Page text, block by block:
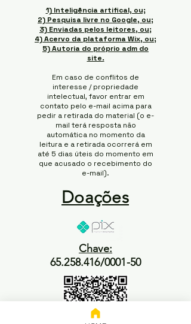
1) Inteligência artifical, ou;
2) Pesquisa livre no Google, ou;
3) Enviadas pelos leitores, ou;
4) Acervo da plataforma Wix, ou;
5) Autoria do próprio adm do
site.
Em caso de conflitos de
interesse / propriedade
intelectual, favor entrar em
contato pelo e-mail acima para
pedir a retirada do material (o e-
mail terá resposta não
automática no momento da
leitura e a retirada ocorrerá em
até 5 dias úteis do momento em
que acusado o recebimento do
e-mail).
Doações
Chave:
65.258.416/0001-50